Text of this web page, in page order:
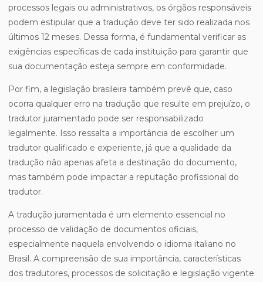
processos legais ou administrativos, os órgãos responsáveis
podem estipular que a tradução deve ter sido realizada nos
últimos 12 meses. Dessa forma, é fundamental verificar as
exigências específicas de cada instituição para garantir que
sua documentação esteja sempre em conformidade.
Por fim, a legislação brasileira também prevê que, caso
ocorra qualquer erro na tradução que resulte em prejuízo, o
tradutor juramentado pode ser responsabilizado
legalmente. Isso ressalta a importância de escolher um
tradutor qualificado e experiente, já que a qualidade da
tradução não apenas afeta a destinação do documento,
mas também pode impactar a reputação profissional do
tradutor.
A tradução juramentada é um elemento essencial no
processo de validação de documentos oficiais,
especialmente naquela envolvendo o idioma italiano no
Brasil. A compreensão de sua importância, características
dos tradutores, processos de solicitação e legislação vigente